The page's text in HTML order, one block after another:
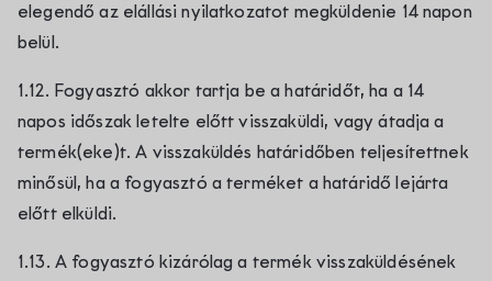
elegendő az elállási nyilatkozatot megküldenie 14 napon
belül.
1.12. Fogyasztó akkor tartja be a határidőt, ha a 14
napos időszak letelte előtt visszaküldi, vagy átadja a
termék(eke)t. A visszaküldés határidőben teljesítettnek
minősül, ha a fogyasztó a terméket a határidő lejárta
előtt elküldi.
1.13. A fogyasztó kizárólag a termék visszaküldésének